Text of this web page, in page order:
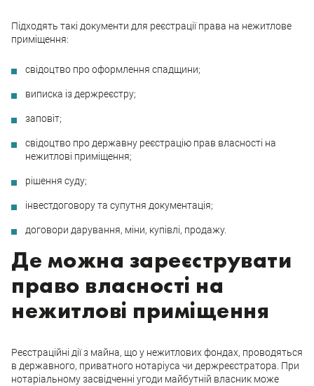
Підходять такі документи для реєстрації права на нежитлове
приміщення:
свідоцтво про оформлення спадщини;
виписка із держреєстру;
заповіт;
свідоцтво про державну реєстрацію прав власності на
нежитлові приміщення;
рішення суду;
інвестдоговору та супутня документація;
договори дарування, міни, купівлі, продажу.
Де можна зареєструвати
право власності на
нежитлові приміщення
Реєстраційні дії з майна, що у нежитлових фондах, проводяться
в державного, приватного нотаріуса чи держреєстратора. При
нотаріальному засвідченні угоди майбутній власник може